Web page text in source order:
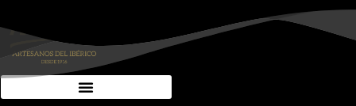
al
contenido